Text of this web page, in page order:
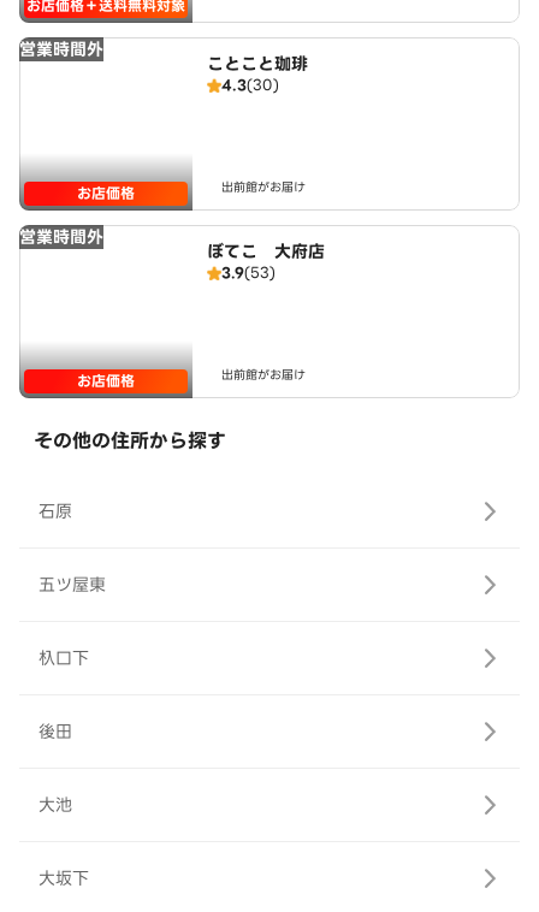
お店価格＋送料無料対象
営業時間外
お店価格
ことこと珈琲
4.3(30)
出前館がお届け
営業時間外
お店価格
ぼてこ 大府店
3.9(53)
出前館がお届け
その他の住所から探す
石原
五ツ屋東
杁口下
後田
大池
大坂下